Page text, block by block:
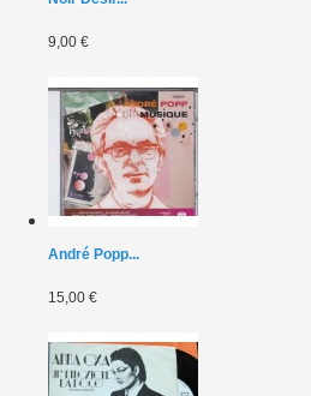
9,00 €
André Popp...
15,00 €